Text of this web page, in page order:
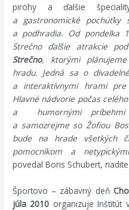
pirohy a ďalšie
a gastronomické
a podhradia. Od pondelka
Strečno ďalšie atrakcie
Strečno, ktorými
hradu. Jedná sa o
a interaktívnymi hrami
Hlavné nádvorie počas
a humornými príbehmi
a samozrejme so Žofiou
bude na hrade všetkých
pomocníkom a
povedal Boris Schubert,
Športovo – zábavný deň
júla 2010 organizuje Inštitút